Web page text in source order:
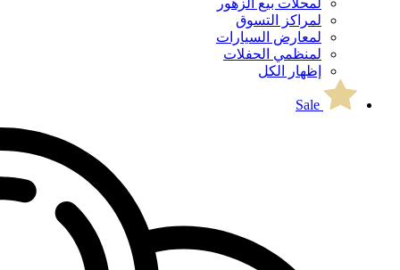
لمراكز التسوق
لمعارض السيارات
لمنظمي الحفلات
إظهار الكل